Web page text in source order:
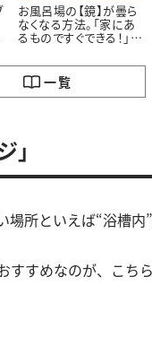
お風呂場の【鏡】が曇ら
なくなる方法。「家にあ
るものですぐできる！」
いんだ…」
一覧
」
所といえば“浴槽
すめなのが、こち